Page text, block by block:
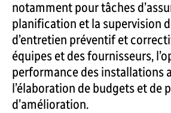
notamment pour tâches
planification et la supervision
d’entretien préventif et
équipes et des fournisseurs,
performance des installations
l’élaboration de budgets et de
d’amélioration.